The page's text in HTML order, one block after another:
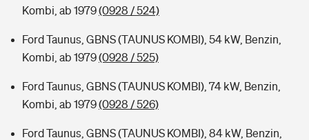
Kombi, ab 1979(0928 / 524)
Ford Taunus, GBNS (TAUNUS KOMBI), 54 kW, Benzin,
Kombi, ab 1979(0928 / 525)
Ford Taunus, GBNS (TAUNUS KOMBI), 74 kW, Benzin,
Kombi, ab 1979(0928 / 526)
Ford Taunus, GBNS (TAUNUS KOMBI), 84 kW, Benzin,